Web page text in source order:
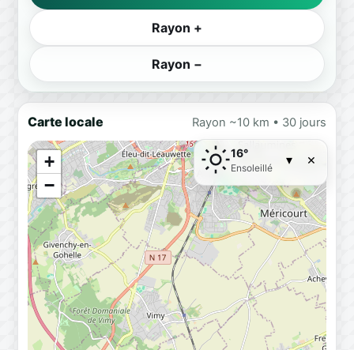
Rayon +
Rayon −
Carte locale Rayon ~10 km • 30 jours
+
−
16°
Ensoleillé ▾ ×